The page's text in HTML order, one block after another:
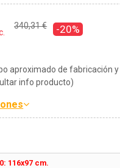
340,31 € -20%
aproximado de fabricación y
info producto)
116x97 cm.